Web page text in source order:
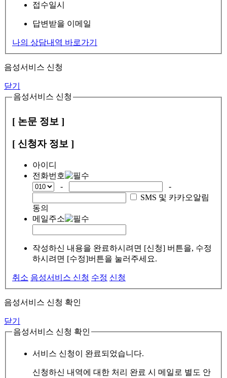
접수일시
답변받을 이메일
나의 상담내역 바로가기
음성서비스 신청
닫기
음성서비스 신청
[ 논문 정보 ]
[ 신청자 정보 ]
아이디
전화번호
-
-
SMS 및 카카오알림
동의
메일주소
작성하신 내용을 완료하시려면 [신청] 버튼을, 수정
하시려면 [수정]버튼을 눌러주세요.
취소 음성서비스 신청 수정 신청
음성서비스 신청 확인
닫기
음성서비스 신청 확인
서비스 신청이 완료되었습니다.
신청하신 내역에 대한 처리 완료 시 메일로 별도 안